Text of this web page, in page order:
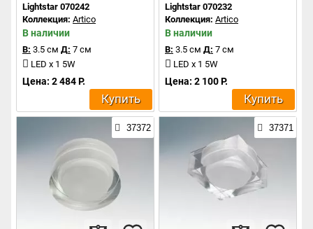
Lightstar 070242
Коллекция: Artico
В наличии
В: 3.5 см Д: 7 см
LED x 1 5W
Цена: 2 484 Р.
Купить
Lightstar 070232
Коллекция: Artico
В наличии
В: 3.5 см Д: 7 см
LED x 1 5W
Цена: 2 100 Р.
Купить
37372 37371